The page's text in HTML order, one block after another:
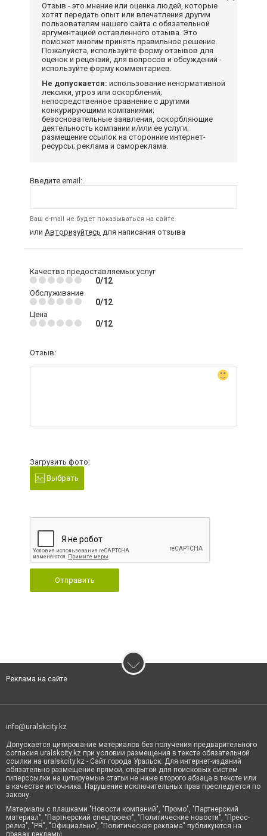
Отзыв - это мнение или оценка людей, которые
хотят передать опыт или впечатления другим
пользователям нашего сайта с обязательной
аргументацией оставленного отзыва. Это
поможет многим принять правильное решение.
Пожалуйста, используйте форму отзывов для
оценок и рецензий, для вопросов и обсуждений -
используйте форму комментариев.
Не допускается: использование ненормативной
лексики, угроз или оскорблений;
непосредственное сравнение с другими
конкурирующими компаниями;
безосновательные заявления, оскорбляющие
деятельность компании и/или ее услуги;
размещение ссылок на сторонние интернет-
ресурсы; реклама и самореклама.
Введите email:
Ваш e-mail не будет показываться на сайте
или Авторизуйтесь для написания отзыва
Качество предоставляемых услуг
0/12
Обслуживание
0/12
Цена
0/12
Отзыв:
Загрузить фото:
Выбрать
Отправить
Реклама на сайте
info@uralskcity.kz
Допускается цитирование материалов без получения предварительного
согласия uralskcity.kz при условии размещения в тексте обязательной
ссылки на uralskcity.kz - Сайт города Уральск. Для интернет-изданий
обязательно размещение прямой, открытой для поисковых систем
гиперссылки на цитируемые статьи не ниже второго абзаца в тексте или
в качестве источника. Нарушение исключительных прав преследуется по
закону.
Материалы с плашками "Новости компаний", "Промо", "Партнерский
материал", "Партнерский спецпроект", "Политические новости", "Пресс-
релиз", "PR", "Официально", "Политическая реклама" публикуются на
правах рекламы.